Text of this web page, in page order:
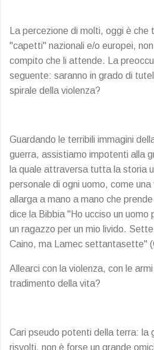
La percezione di molti, oggi è
"capetti" nazionali e/o europei,
compito che li attende. La
seguente: saranno in grado di
spirale della violenza?
Guardando le terribili immagini
guerra, assistiamo impotenti alla
la quale attraversa tutta la storia
personale di ogni uomo, come
allarga a mano a mano che
dice la Bibbia "Ho ucciso un uomo
un ragazzo per un mio livido.
Caino, ma Lamec settantasette"
Allearci con la violenza, con le
tradimento della vita?
Cari pseudo potenti della terra: la
risvolti, non è forse un grande